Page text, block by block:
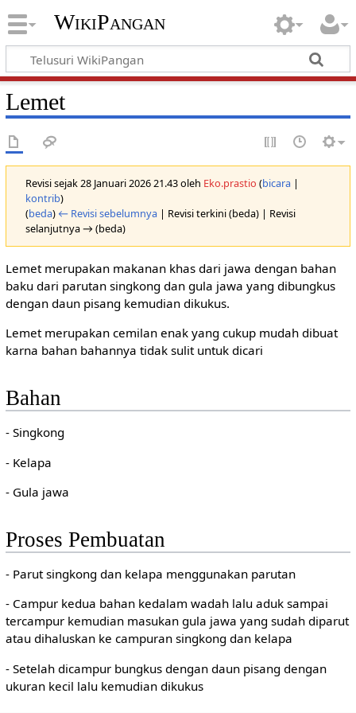
WikiPangan
Lemet
Revisi sejak 28 Januari 2026 21.43 oleh Eko.prastio (bicara|
kontrib)
(beda) ← Revisi sebelumnya| Revisi terkini (beda) | Revisi
selanjutnya → (beda)
Lemet merupakan makanan khas dari jawa dengan bahan
baku dari parutan singkong dan gula jawa yang dibungkus
dengan daun pisang kemudian dikukus.
Lemet merupakan cemilan enak yang cukup mudah dibuat
karna bahan bahannya tidak sulit untuk dicari
Bahan
- Singkong
- Kelapa
- Gula jawa
Proses Pembuatan
- Parut singkong dan kelapa menggunakan parutan
- Campur kedua bahan kedalam wadah lalu aduk sampai
tercampur kemudian masukan gula jawa yang sudah diparut
atau dihaluskan ke campuran singkong dan kelapa
- Setelah dicampur bungkus dengan daun pisang dengan
ukuran kecil lalu kemudian dikukus